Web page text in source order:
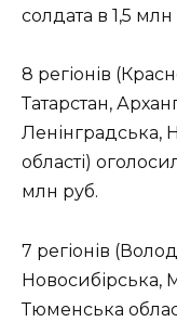
солдата в 1,5 млн
8 регіонів
Татарстан,
Ленінградська,
області)
млн руб.
7 регіонів
Новосибірська,
Тюменська